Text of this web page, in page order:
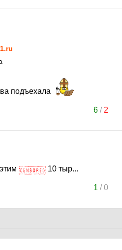
подъехала
6/ 2
10 тыр...
1 /0